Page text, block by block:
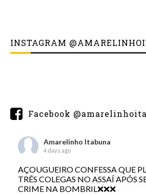
INSTAGRAM
Facebook
Amarelinho Itabuna
4 days ago
AÇOUGUEIRO CONFESSA QUE
TRÊS COLEGAS NO ASSAÍ APÓS
CRIME NA BOMBRIL❌❌❌